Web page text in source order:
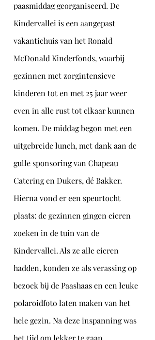
paasmiddag georganiseerd. De
Kindervallei is een aangepast
vakantiehuis van het Ronald
McDonald Kinderfonds, waarbij
gezinnen met zorgintensieve
kinderen tot en met 25 jaar weer
even in alle rust tot elkaar kunnen
komen. De middag begon met een
uitgebreide lunch, met dank aan de
gulle sponsoring van Chapeau
Catering en Dukers, dé Bakker.
Hierna vond er een speurtocht
plaats: de gezinnen gingen eieren
zoeken in de tuin van de
Kindervallei. Als ze alle eieren
hadden, konden ze als verassing op
bezoek bij de Paashaas en een leuke
polaroidfoto laten maken van het
hele gezin. Na deze inspanning was
het tijd om lekker te gaan